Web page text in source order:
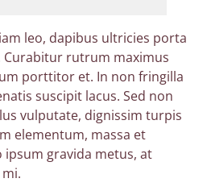
leo, dapibus ultricies porta
Curabitur rutrum maximus
porttitor et. In non fringilla
suscipit lacus. Sed non
vulputate, dignissim turpis
elementum, massa et
gravida metus, at